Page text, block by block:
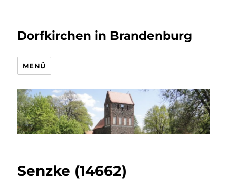
Dorfkirchen in Brandenburg
MENÜ
Senzke (14662)